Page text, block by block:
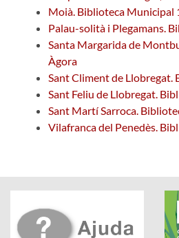
Moià. Biblioteca Municipal
Palau-solità i Plegamans.
Santa Margarida de
Àgora
Sant Climent de Llobregat.
Sant Feliu de Llobregat.
Sant Martí Sarroca.
Vilafranca del Penedès.